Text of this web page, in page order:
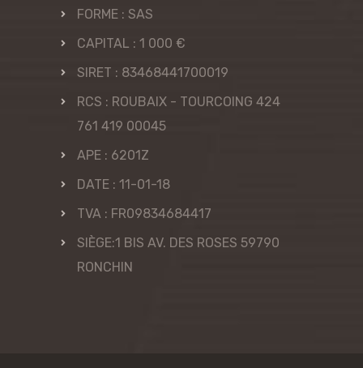
FORME : SAS
CAPITAL : 1 000 €
SIRET : 83468441700019
RCS : ROUBAIX - TOURCOING 424
761 419 00045
APE : 6201Z
DATE : 11-01-18
TVA : FR09834684417
SIÈGE:1 BIS AV. DES ROSES 59790
RONCHIN